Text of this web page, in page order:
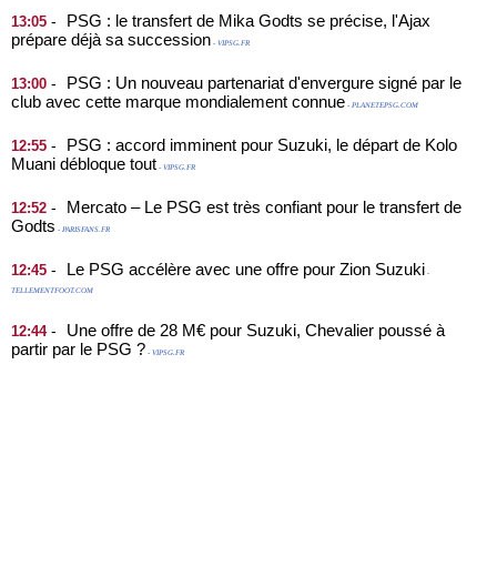
13:05 -
PSG : le transfert de Mika Godts se précise, l'Ajax
prépare déjà sa succession - VIPSG.FR
13:00 -
PSG : Un nouveau partenariat d'envergure signé par le
club avec cette marque mondialement connue - PLANETEPSG.COM
12:55 -
PSG : accord imminent pour Suzuki, le départ de Kolo
Muani débloque tout - VIPSG.FR
12:52 -
Mercato – Le PSG est très confiant pour le transfert de
Godts - PARISFANS.FR
12:45 - Le PSG accélère avec une offre pour Zion Suzuki -
TELLEMENTFOOT.COM
12:44-
Une offre de 28 M€ pour Suzuki, Chevalier poussé à
partir par le PSG ? - VIPSG.FR